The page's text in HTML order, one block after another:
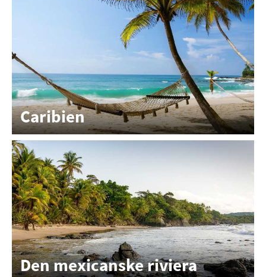
Caribien
Den mexicanske riviera